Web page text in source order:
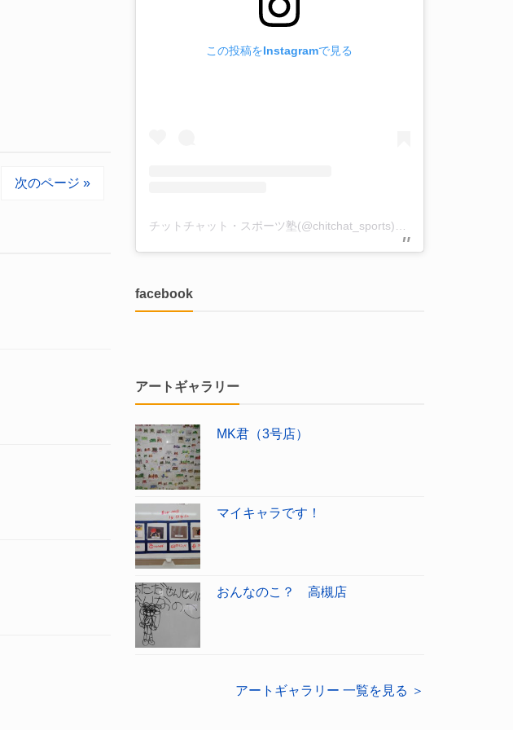
次のページ »
この投稿をInstagramで見る
チットチャット・スポーツ塾(@chitchat_sports)がシェアした投稿
facebook
アートギャラリー
MK君（3号店）
マイキャラです！
おんなのこ？ 高槻店
アートギャラリー 一覧を見る ＞